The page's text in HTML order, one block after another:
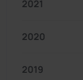
2021
2020
2019